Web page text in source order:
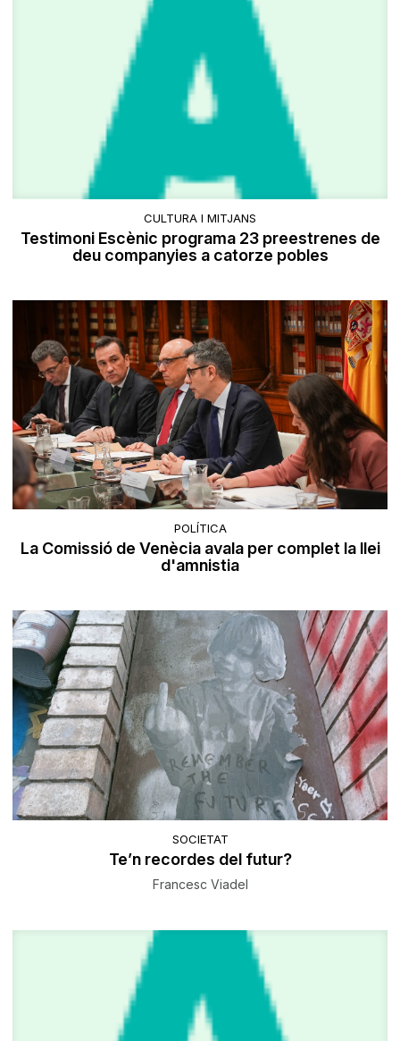
CULTURA I MITJANS
Testimoni Escènic programa 23 preestrenes de
deu companyies a catorze pobles
POLÍTICA
La Comissió de Venècia avala per complet la llei
d'amnistia
SOCIETAT
Te’n recordes del futur?
Francesc Viadel